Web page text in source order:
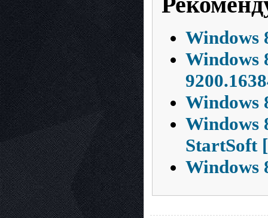
Windows
Windows
Windows
Windows
StartSoft
Windows